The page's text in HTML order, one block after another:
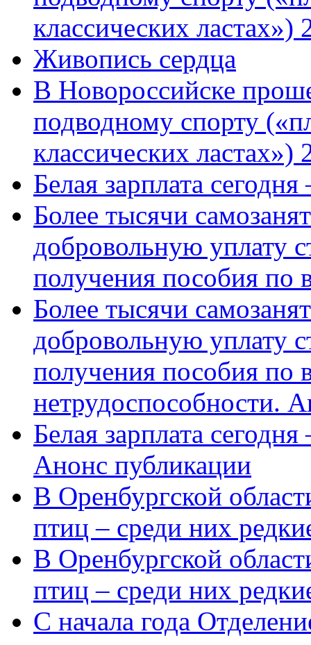
классических
Живопись сердца
В Новороссийске
подводному спорту
классических ластах»)
Белая зарплата
Более тысячи
добровольную уплату
получения пособия по
Более тысячи
добровольную уплату
получения пособия по
нетрудоспособности.
Белая зарплата
Анонс публикации
В Оренбургской
птиц – среди них
В Оренбургской
птиц – среди них
С начала года